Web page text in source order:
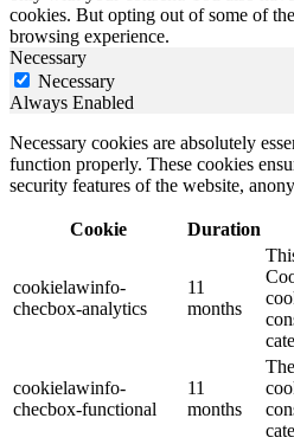
cookies. But opting out of some of
browsing experience.
Necessary
Necessary
Always Enabled
Necessary cookies are absolutely
function properly. These cookies
security features of the website,
Cookie Duration
cookielawinfo-
checbox-analytics
11
months
cookielawinfo-
checbox-functional
11
months